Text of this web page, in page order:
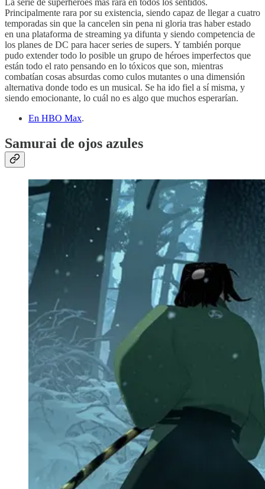
Principalmente rara por su existencia, siendo capaz de llegar a cuatro
temporadas sin que la cancelen sin pena ni gloria tras haber estado
en una plataforma de streaming ya difunta y siendo competencia de
los planes de DC para hacer series de supers. Y también porque
pudo extender todo lo posible un grupo de héroes imperfectos que
están todo el rato pensando en lo tóxicos que son, mientras
combatían cosas absurdas como culos mutantes o una dimensión
alternativa donde todo es un musical. Se ha ido fiel a sí misma, y
siendo emocionante, lo cuál no es algo que muchos esperarían.
En HBO Max.
Samurai de ojos azules